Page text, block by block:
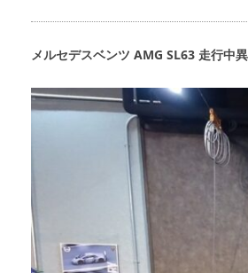
メルセデスベンツ AMG SL63 走行中